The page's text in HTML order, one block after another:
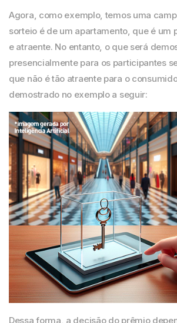
Agora, como exemplo, temosuma
sorteio é de um apartamento, que é um
e atraente. No entanto, oque será
presencialmente para os participantes
que não é tão atraente para o
demostrado no exemploa seguir:
Dessa forma, a decisão do prêmio